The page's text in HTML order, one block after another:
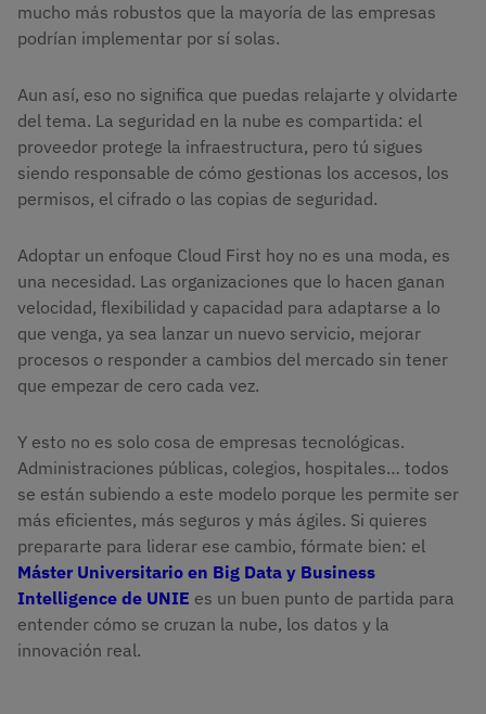
mucho más robustos que la mayoría de las empresas
podrían implementar por sí solas.
Aun así, eso no significa que puedas relajarte y olvidarte
del tema. La seguridad en la nube es compartida: el
proveedor protege la infraestructura, pero tú sigues
siendo responsable de cómo gestionas los accesos, los
permisos, el cifrado o las copias de seguridad.
Adoptar un enfoque Cloud First hoy no es una moda, es
una necesidad. Las organizaciones que lo hacen ganan
velocidad, flexibilidad y capacidad para adaptarse a lo
que venga, ya sea lanzar un nuevo servicio, mejorar
procesos o responder a cambios del mercado sin tener
que empezar de cero cada vez.
Y esto no es solo cosa de empresas tecnológicas.
Administraciones públicas, colegios, hospitales… todos
se están subiendo a este modelo porque les permite ser
más eficientes, más seguros y más ágiles. Si quieres
prepararte para liderar ese cambio, fórmate bien: el
Máster Universitario en Big Data y Business
Intelligence de UNIE es un buen punto de partida para
entender cómo se cruzan la nube, los datos y la
innovación real.